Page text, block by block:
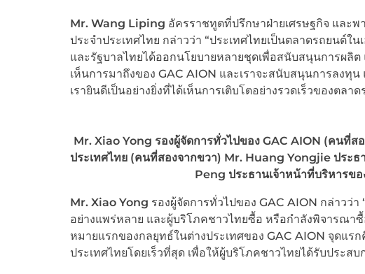
Mr. Wang Liping อัครราชทูตที่ปรึกษาฝ่ายเศรษฐกิจ และ
ประจำประเทศไทย กล่าวว่า “ประเทศไทยเป็นตลาดรถยนต์
และรัฐบาลไทยได้ออกนโยบายหลายชุดเพื่อสนับสนุนการผลิ
เห็นการมาถึงของ GAC AION และเราจะสนับสนุนการลงทุ
เรายินดีเป็นอย่างยิ่งที่ได้เห็นการเติบโตอย่างรวดเร็วของตลา
Mr. Xiao Yong รองผู้จัดการทั่วไปของ GAC AION (คนที่
ประเทศไทย (คนที่สองจากขวา) Mr. Huang Yongjie ปร
Peng ประธานเจ้าหน้าที่บริหารข
Mr. Xiao Yong รองผู้จัดการทั่วไปของ GAC AION กล่าวว่
อย่างแพร่หลาย และผู้บริโภคชาวไทยซื้อ หรือกำลังพิจารณา
หมายแรกของกลยุทธ์ในต่างประเทศของ GAC AION จุดแ
ประเทศไทยโดยเร็วที่สุด เพื่อให้ผู้บริโภคชาวไทยได้รับประส